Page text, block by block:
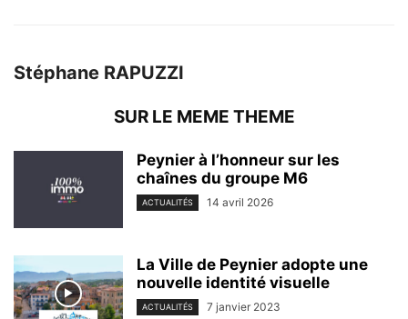
Stéphane RAPUZZI
SUR LE MEME THEME
Peynier à l’honneur sur les
chaînes du groupe M6
ACTUALITÉS 14 avril 2026
La Ville de Peynier adopte une
nouvelle identité visuelle
ACTUALITÉS 7 janvier 2023